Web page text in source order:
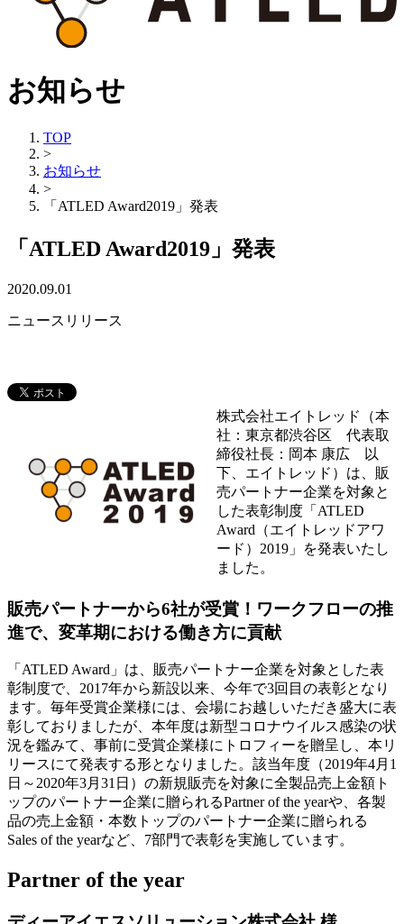
お知らせ
TOP
>
お知らせ
>
「ATLED Award2019」発表
「ATLED Award2019」発表
2020.09.01
ニュースリリース
株式会社エイトレッド（本
社：東京都渋谷区 代表取
締役社長：岡本 康広 以
下、エイトレッド）は、販
売パートナー企業を対象と
した表彰制度「ATLED
Award（エイトレッドアワ
ード）2019」を発表いたし
ました。
販売パートナーから6社が受賞！ワークフローの推
進で、変革期における働き方に貢献
「ATLED Award」は、販売パートナー企業を対象とした表
彰制度で、2017年から新設以来、今年で3回目の表彰となり
ます。毎年受賞企業様には、会場にお越しいただき盛大に表
彰しておりましたが、本年度は新型コロナウイルス感染の状
況を鑑みて、事前に受賞企業様にトロフィーを贈呈し、本リ
リースにて発表する形となりました。該当年度（2019年4月1
日～2020年3月31日）の新規販売を対象に全製品売上金額ト
ップのパートナー企業に贈られるPartner of the yearや、各製
品の売上金額・本数トップのパートナー企業に贈られる
Sales of the yearなど、7部門で表彰を実施しています。
Partner of the year